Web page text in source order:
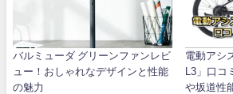
バルミューダ グリーンファンレビ
ュー！おしゃれなデザインと性能
の魅力
電動アシ
L3」口
や坂道性